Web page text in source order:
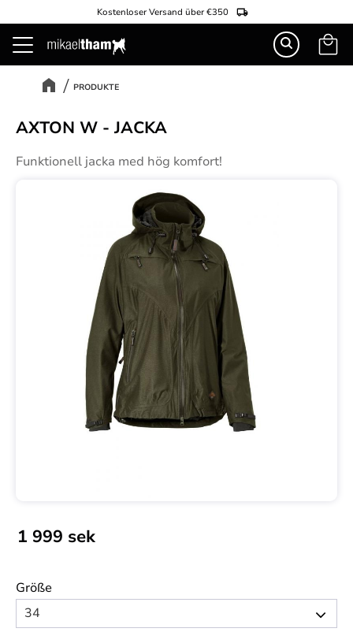
Menü
Kostenloser Versand über €350
PRODUKTE
AXTON W - JACKA
Funktionell jacka med hög komfort!
1 999 sek
Größe